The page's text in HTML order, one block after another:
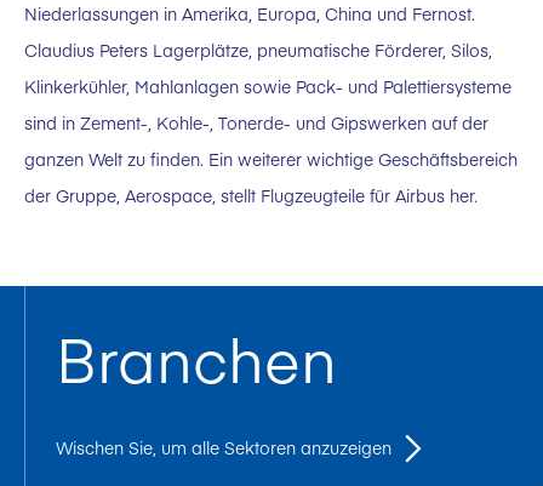
Niederlassungen in Amerika, Europa, China und Fernost.
Claudius Peters Lagerplätze, pneumatische Förderer, Silos,
Klinkerkühler, Mahlanlagen sowie Pack- und Palettiersysteme
sind in Zement-, Kohle-, Tonerde- und Gipswerken auf der
ganzen Welt zu finden. Ein weiterer wichtige Geschäftsbereich
der Gruppe, Aerospace, stellt Flugzeugteile für Airbus her.
Branchen
Wischen Sie, um alle Sektoren anzuzeigen